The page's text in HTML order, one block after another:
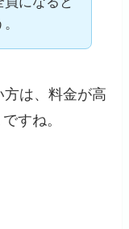
は、料金が高
すね。